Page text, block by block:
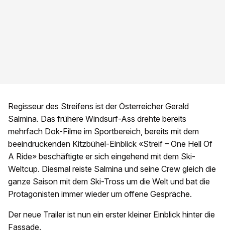
Regisseur des Streifens ist der Österreicher Gerald
Salmina. Das frühere Windsurf-Ass drehte bereits
mehrfach Dok-Filme im Sportbereich, bereits mit dem
beeindruckenden Kitzbühel-Einblick «Streif – One Hell Of
A Ride» beschäftigte er sich eingehend mit dem Ski-
Weltcup. Diesmal reiste Salmina und seine Crew gleich die
ganze Saison mit dem Ski-Tross um die Welt und bat die
Protagonisten immer wieder um offene Gespräche.
Der neue Trailer ist nun ein erster kleiner Einblick hinter die
Fassade.